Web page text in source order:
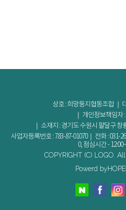
상호 : 희망둥지협동조합 ｜
｜ 개인정보책임자
｜ 소재지 : 경기도 수원시 팔달구 창
사업자등록번호 : 783-87-01070｜ 전화 : 031-
0, 점심시간 -
COPYRIGHT (C) LOGO.
Powerd